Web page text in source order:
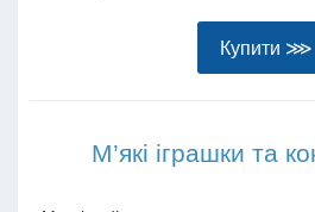
Купити ⋙
М’які іграшки та